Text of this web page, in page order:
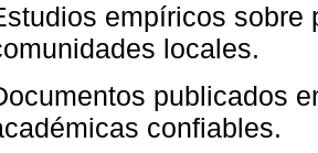
empíricos sobre
locales.
publicados
confiables.